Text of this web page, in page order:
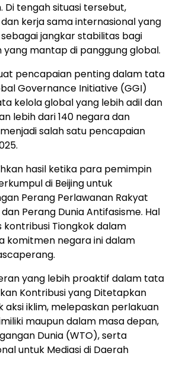
Di tengah situasi tersebut,
kerja sama internasional yang
jangkar stabilitas bagi
mantap di panggung global.
pencapaian penting dalam tata
Governance Initiative (GGI)
kelola global yang lebih adil dan
lebih dari 140 negara dan
salah satu pencapaian
hasil ketika para pemimpin
di Beijinguntuk
Perang Perlawanan Rakyat
Perang Dunia Antifasisme. Hal
Tiongkok dalam
komitmen negara ini dalam
yang lebih proaktif dalam tata
Kontribusi yang Ditetapkan
aksi iklim, melepaskan perlakuan
maupun dalam masa depan,
Dunia (WTO), serta
untuk Mediasi di Daerah